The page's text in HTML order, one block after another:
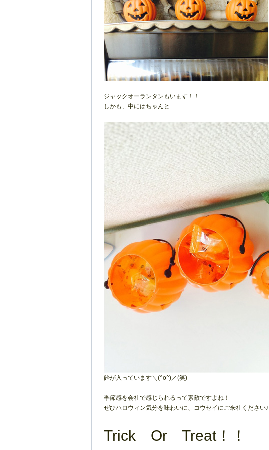
ジャックオーランタンもいます！！
しかも、中にはちゃんと
飴が入っています＼(^o^)／(笑)
季節感を会社で感じられるって素敵ですよね！
ぜひハロウィン気分を味わいに、コウセイにご来社ください♪
Trick Or Treat！！